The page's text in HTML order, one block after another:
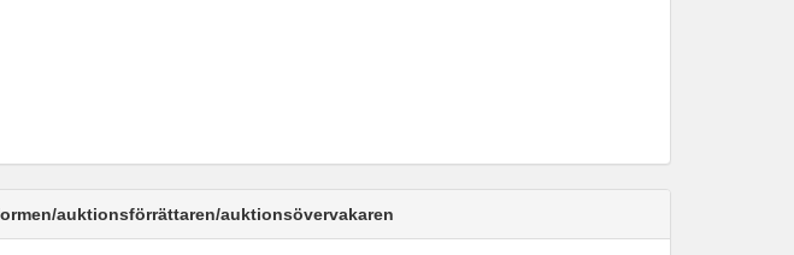
auktionsförrättaren/auktionsövervakaren